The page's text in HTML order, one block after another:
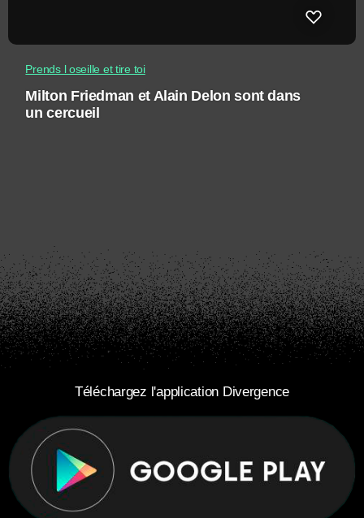
Prends l oseille et tire toi
Milton Friedman et Alain Delon sont dans
un cercueil
Téléchargez l'application Divergence